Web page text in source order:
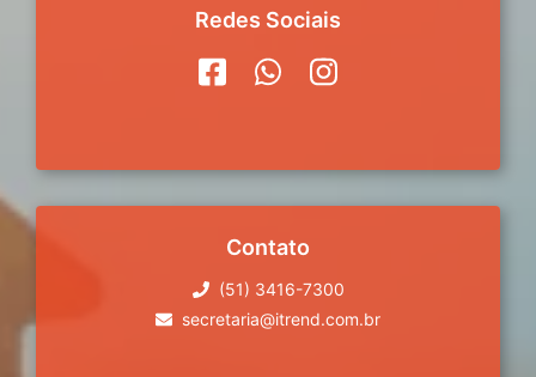
Redes Sociais
Contato
(51) 3416-7300
secretaria@itrend.com.br